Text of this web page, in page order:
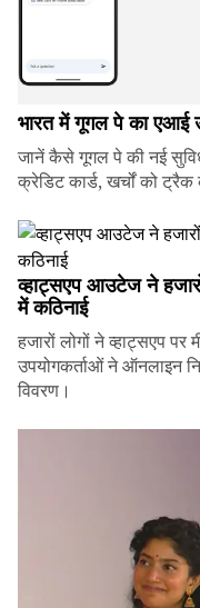
भारत में गूगल पे का एआई
जानें कैसे गूगल पे की नई
क्रेडिट कार्ड, खर्चों को
व्हाट्सएप आउटेज ने
में कठिनाई
हजारों लोगों ने व्हाट्सएप
उपयोगकर्ताओं ने ऑनलाइन
विवरण।